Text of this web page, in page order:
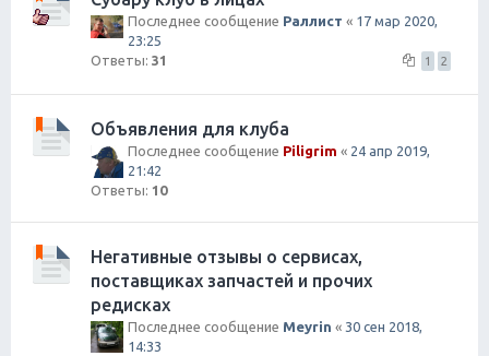
Последнее сообщение Раллист « 17 мар 2020,
23:25
Ответы: 31 1 2
Объявления для клуба
Последнее сообщение Piligrim « 24 апр 2019,
21:42
Ответы: 10
Негативные отзывы о сервисах,
поставщиках запчастей и прочих
редисках
Последнее сообщение Meyrin « 30 сен 2018,
14:33